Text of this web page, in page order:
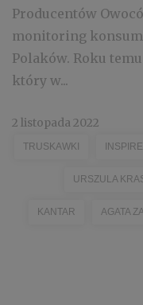
Producentów
monitoring
Polaków. Roku
który w...
2 listopada 2022
TRUSKAWKI
URSZULA
KANTAR AGATA